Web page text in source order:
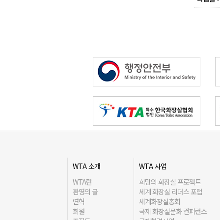
WTA 소개
WTA란
환영의 글
연혁
회원
WTA 사업
희망의 화장실 프로젝트
세계 화장실 리더스 포럼
세계화장실총회
국제 화장실문화 컨퍼런스